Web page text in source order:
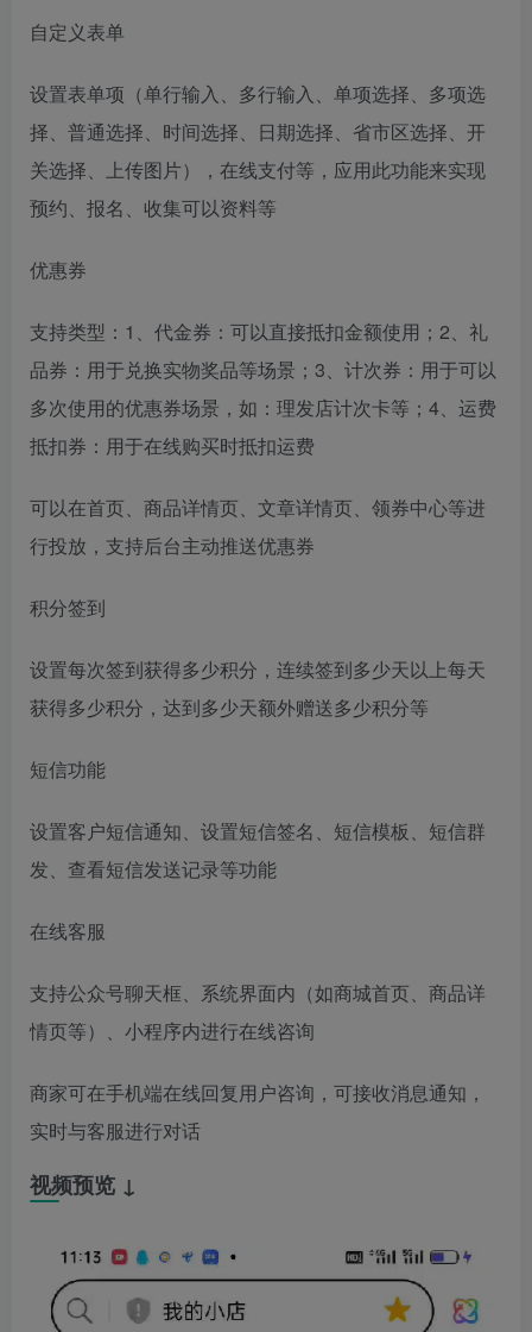
自定义表单
设置表单项（单行输入、多行输入、单项选择、多项选
择、普通选择、时间选择、日期选择、省市区选择、开
关选择、上传图片），在线支付等，应用此功能来实现
预约、报名、收集可以资料等
优惠券
支持类型：1、代金券：可以直接抵扣金额使用；2、礼
品券：用于兑换实物奖品等场景；3、计次券：用于可以
多次使用的优惠券场景，如：理发店计次卡等；4、运费
抵扣券：用于在线购买时抵扣运费
可以在首页、商品详情页、文章详情页、领券中心等进
行投放，支持后台主动推送优惠券
积分签到
设置每次签到获得多少积分，连续签到多少天以上每天
获得多少积分，达到多少天额外赠送多少积分等
短信功能
设置客户短信通知、设置短信签名、短信模板、短信群
发、查看短信发送记录等功能
在线客服
支持公众号聊天框、系统界面内（如商城首页、商品详
情页等）、小程序内进行在线咨询
商家可在手机端在线回复用户咨询，可接收消息通知，
实时与客服进行对话
视频预览 ↓